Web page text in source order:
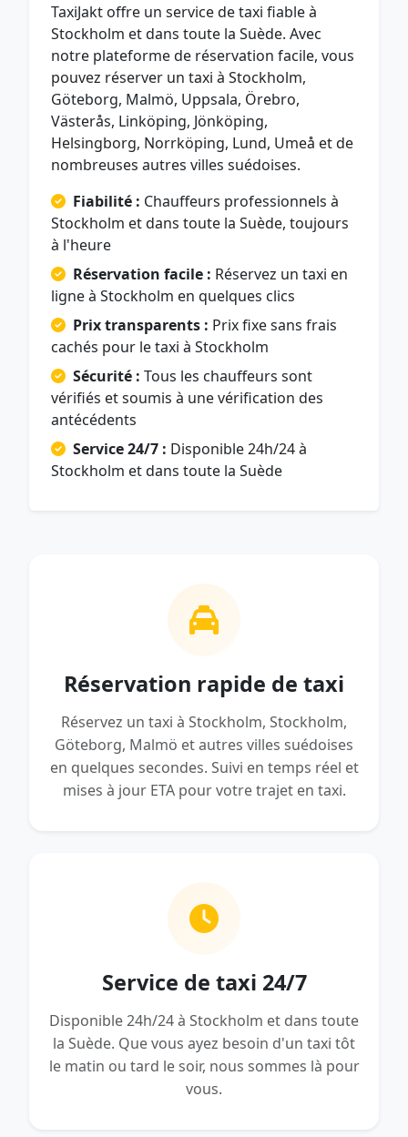
TaxiJakt offre un service de taxi fiable à
Stockholm et dans toute la Suède. Avec
notre plateforme de réservation facile, vous
pouvez réserver un taxi à Stockholm,
Göteborg, Malmö, Uppsala, Örebro,
Västerås, Linköping, Jönköping,
Helsingborg, Norrköping, Lund, Umeå et de
nombreuses autres villes suédoises.
Fiabilité : Chauffeurs professionnels à
Stockholm et dans toute la Suède, toujours
à l'heure
Réservation facile : Réservez un taxi en
ligne à Stockholm en quelques clics
Prix transparents : Prix fixe sans frais
cachés pour le taxi à Stockholm
Sécurité : Tous les chauffeurs sont
vérifiés et soumis à une vérification des
antécédents
Service 24/7 : Disponible 24h/24 à
Stockholm et dans toute la Suède
Réservation rapide de taxi
Réservez un taxi à Stockholm, Stockholm,
Göteborg, Malmö et autres villes suédoises
en quelques secondes. Suivi en temps réel et
mises à jour ETA pour votre trajet en taxi.
Service de taxi 24/7
Disponible 24h/24 à Stockholm et dans toute
la Suède. Que vous ayez besoin d'un taxi tôt
le matin ou tard le soir, nous sommes là pour
vous.